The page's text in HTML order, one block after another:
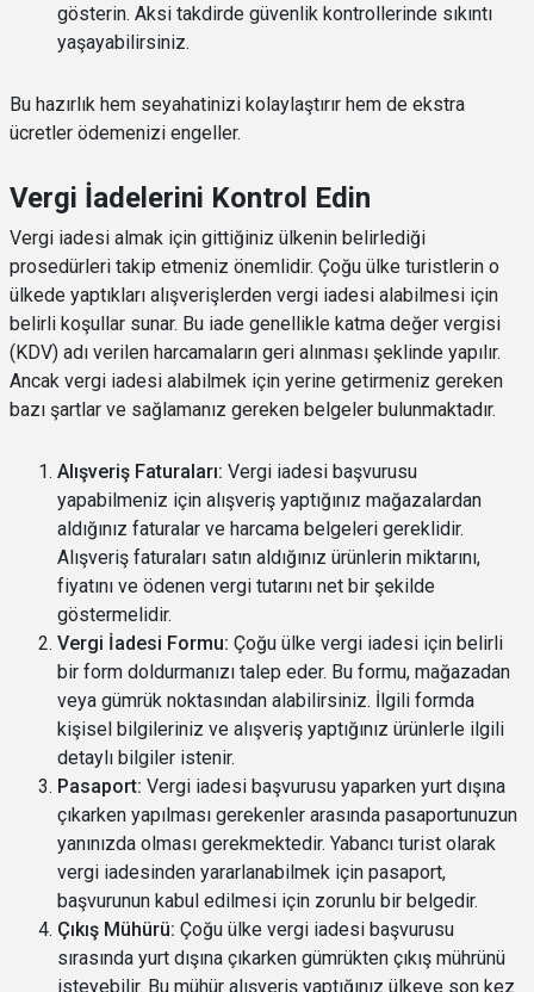
gösterin. Aksi takdirde güvenlik kontrollerinde sıkıntı
yaşayabilirsiniz.
Bu hazırlık hem seyahatinizi kolaylaştırır hem de ekstra
ücretler ödemenizi engeller.
Vergi İadelerini Kontrol Edin
Vergi iadesi almak için gittiğiniz ülkenin belirlediği
prosedürleri takip etmeniz önemlidir. Çoğu ülke turistlerin o
ülkede yaptıkları alışverişlerden vergi iadesi alabilmesi için
belirli koşullar sunar. Bu iade genellikle katma değer vergisi
(KDV) adı verilen harcamaların geri alınması şeklinde yapılır.
Ancak vergi iadesi alabilmek için yerine getirmeniz gereken
bazı şartlar ve sağlamanız gereken belgeler bulunmaktadır.
Alışveriş Faturaları: Vergi iadesi başvurusu
yapabilmeniz için alışveriş yaptığınız mağazalardan
aldığınız faturalar ve harcama belgeleri gereklidir.
Alışveriş faturaları satın aldığınız ürünlerin miktarını,
fiyatını ve ödenen vergi tutarını net bir şekilde
göstermelidir.
Vergi İadesi Formu: Çoğu ülke vergi iadesi için belirli
bir form doldurmanızı talep eder. Bu formu, mağazadan
veya gümrük noktasından alabilirsiniz. İlgili formda
kişisel bilgileriniz ve alışveriş yaptığınız ürünlerle ilgili
detaylı bilgiler istenir.
Pasaport: Vergi iadesi başvurusu yaparken yurt dışına
çıkarken yapılması gerekenler arasında pasaportunuzun
yanınızda olması gerekmektedir. Yabancı turist olarak
vergi iadesinden yararlanabilmek için pasaport,
başvurunun kabul edilmesi için zorunlu bir belgedir.
Çıkış Mühürü: Çoğu ülke vergi iadesi başvurusu
sırasında yurt dışına çıkarken gümrükten çıkış mührünü
isteyebilir. Bu mühür alışveriş yaptığınız ülkeye son kez